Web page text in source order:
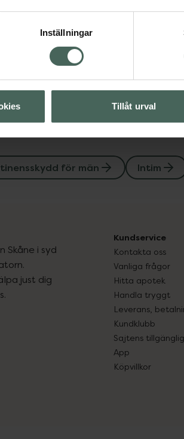
Inställningar
Tillåt urval
för mänIntim
Visa
för män Intim
Skåne i syd
just dig
Kundservice
Kontakta oss
Vanliga frågor
Hitta apotek
Handla tryggt
Leverans,
Kundklubb
Sajtens
App
Köpvillkor